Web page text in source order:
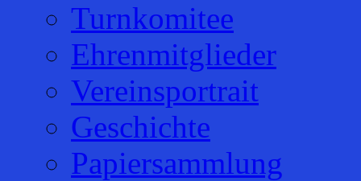
Turnkomitee
Ehrenmitglieder
Vereinsportrait
Geschichte
Papiersammlung